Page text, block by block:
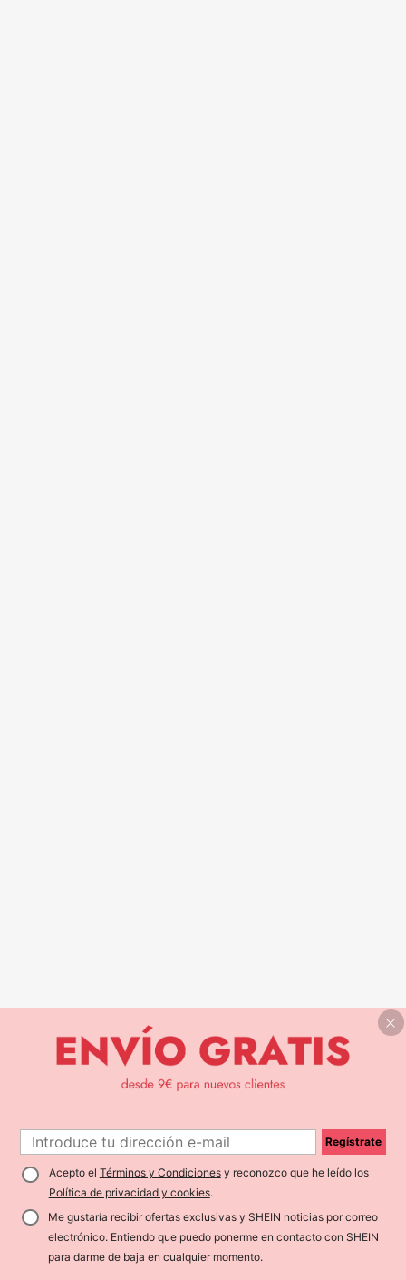
Regístrate
Acepto el Términos y Condicionesy reconozco que he leído los
Política de privacidad y cookies.
Me gustaría recibir ofertas exclusivas y SHEIN noticias por correo
electrónico. Entiendo que puedo ponerme en contacto con SHEIN
para darme de baja en cualquier momento.